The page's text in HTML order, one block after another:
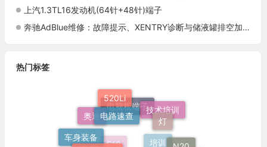
上汽1.3TL16发动机(64针+48针)端子
奔驰AdBlue维修：故障提示、XENTRY诊断与储液罐排空加注
热门标签
宝马520Li
车身装备
奥迪
电脑板端子技术培训
灯
电路速查
520Li